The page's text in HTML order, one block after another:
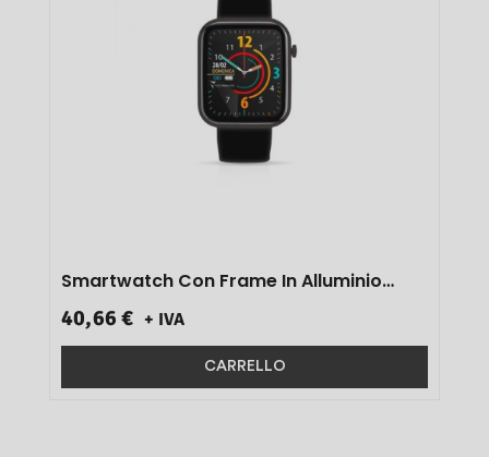
Smartwatch Con Frame In Alluminio
40,66 € + IVA
CARRELLO